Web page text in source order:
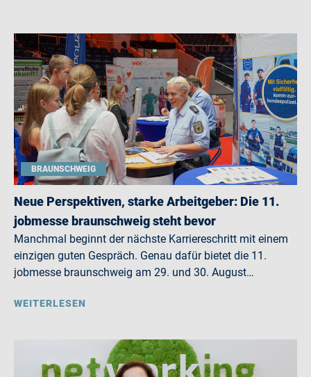
BRAUNSCHWEIG
Neue Perspektiven, starke Arbeitgeber: Die 11.
jobmesse braunschweig steht bevor
Manchmal beginnt der nächste Karriereschritt mit einem
einzigen guten Gespräch. Genau dafür bietet die 11.
jobmesse braunschweig am 29. und 30. August…
WEITERLESEN